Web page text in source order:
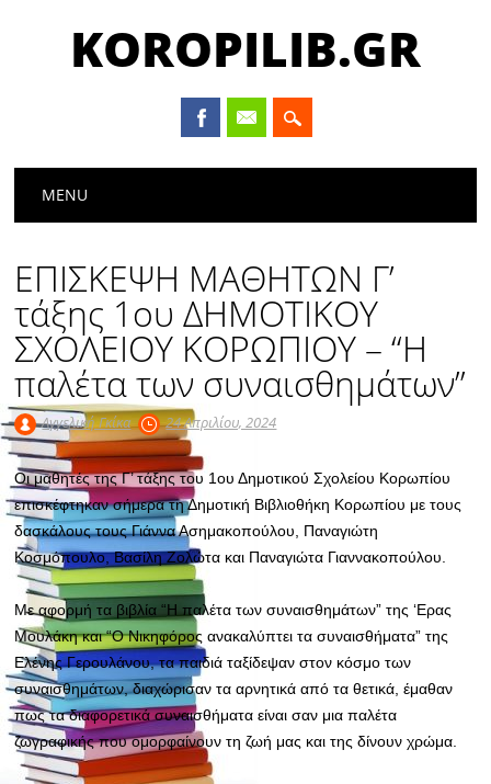
KOROPILIB.GR
Main menu
MENU
ΕΠΙΣΚΕΨΗ ΜΑΘΗΤΩΝ Γ’
τάξης 1ου ΔΗΜΟΤΙΚΟΥ
ΣΧΟΛΕΙΟΥ ΚΟΡΩΠΙΟΥ – “Η
παλέτα των συναισθημάτων”
Αγγελική Γκίκα 24 Απριλίου, 2024
Οι μαθητές της Γ’ τάξης του 1ου Δημοτικού Σχολείου Κορωπίου
επισκέφτηκαν σήμερα τη Δημοτική Βιβλιοθήκη Κορωπίου με τους
δασκάλους τους Γιάννα Ασημακοπούλου, Παναγιώτη
Κοσμόπουλο, Βασίλη Ζολώτα και Παναγιώτα Γιαννακοπούλου.
Με αφορμή τα βιβλία “Η παλέτα των συναισθημάτων” της ‘Ερας
Μουλάκη και “Ο Νικηφόρος ανακαλύπτει τα συναισθήματα” της
Ελένης Γερουλάνου, τα παιδιά ταξίδεψαν στον κόσμο των
συναισθημάτων, διαχώρισαν τα αρνητικά από τα θετικά, έμαθαν
πως τα διαφορετικάσυναισθήματα είναι σαν μια παλέτα
ζωγραφικής που ομορφαίνουν τη ζωή μας και της δίνουν χρώμα.